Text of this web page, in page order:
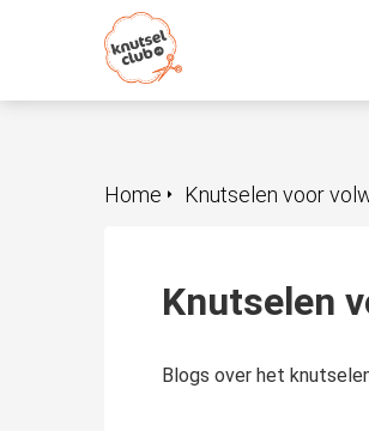
Knutselen voor
Home
Knutselen
Blogs over het